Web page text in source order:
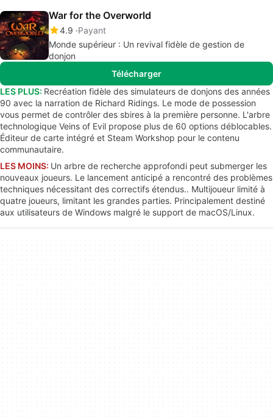
War for the Overworld
4.9 Payant
Monde supérieur : Un revival fidèle de gestion de
donjon
Télécharger
LES PLUS: Recréation fidèle des simulateurs de donjons des années
90 avec la narration de Richard Ridings. Le mode de possession
vous permet de contrôler des sbires à la première personne. L'arbre
technologique Veins of Evil propose plus de 60 options déblocables.
Éditeur de carte intégré et Steam Workshop pour le contenu
communautaire.
LES MOINS: Un arbre de recherche approfondi peut submerger les
nouveaux joueurs. Le lancement anticipé a rencontré des problèmes
techniques nécessitant des correctifs étendus.. Multijoueur limité à
quatre joueurs, limitant les grandes parties. Principalement destiné
aux utilisateurs de Windows malgré le support de macOS/Linux.